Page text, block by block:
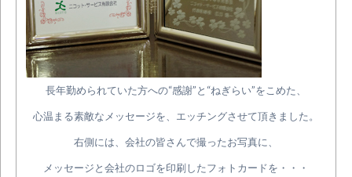
長年勤められていた方への“感謝”と“ねぎらい”をこめた、
心温まる素敵なメッセージを、エッチングさせて頂きました。
右側には、会社の皆さんで撮ったお写真に、
メッセージと会社のロゴを印刷したフォトカードを・・・